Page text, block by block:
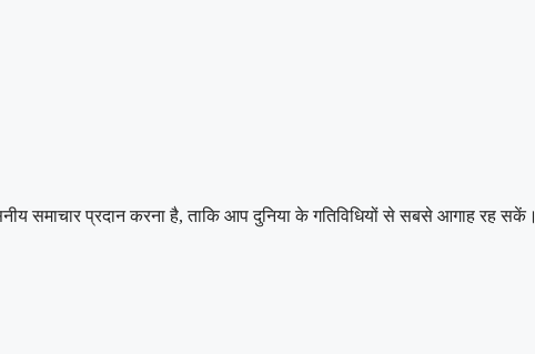
समाचार प्रदान करना है, ताकि आप दुनिया के गतिविधियों से सबसे आगाह रह सकें।